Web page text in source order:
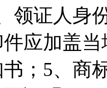
领证人身
应加盖
；5、商